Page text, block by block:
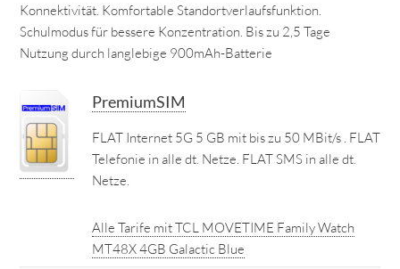
Konnektivität. Komfortable Standortverlaufsfunktion.
Schulmodus für bessere Konzentration. Bis zu 2,5 Tage
Nutzung durch langlebige 900mAh-Batterie
PremiumSIM
FLAT Internet 5G 5 GB mit bis zu 50 MBit/s . FLAT
Telefonie in alle dt. Netze. FLAT SMS in alle dt.
Netze.
Alle Tarife mit TCL MOVETIME Family Watch
MT48X 4GB Galactic Blue